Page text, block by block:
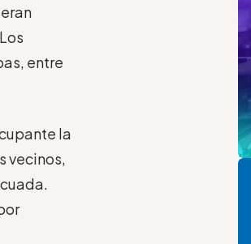
entre
la
vecinos,